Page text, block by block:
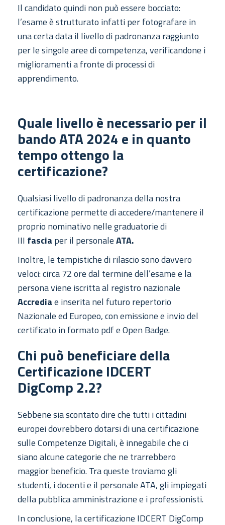
Il candidato quindi non può essere bocciato:
l’esame è strutturato infatti per fotografare in
una certa data il livello di padronanza raggiunto
per le singole aree di competenza, verificandone i
miglioramenti a fronte di processi di
apprendimento.
Quale livello è necessario per il
bando ATA 2024 e in quanto
tempo ottengo la
certificazione?
Qualsiasi livello di padronanza della nostra
certificazione permette di accedere/mantenere il
proprio nominativo nelle graduatorie di
III fascia per il personaleATA.
Inoltre, le tempistiche di rilascio sono davvero
veloci: circa 72 ore dal termine dell’esame e la
persona viene iscritta al registro nazionale
Accrediae inserita nel futuro repertorio
Nazionale ed Europeo, con emissione e invio del
certificato in formato pdf e Open Badge.
Chi può beneficiare della
Certificazione IDCERT
DigComp 2.2?
Sebbene sia scontato dire che tutti i cittadini
europei dovrebbero dotarsi di una certificazione
sulle Competenze Digitali, è innegabile che ci
siano alcune categorie che ne trarrebbero
maggior beneficio. Tra queste troviamo gli
studenti, i docenti e il personale ATA, gli impiegati
della pubblica amministrazione e i professionisti.
In conclusione, la certificazione IDCERT DigComp